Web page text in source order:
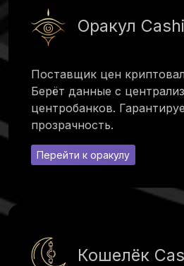
Оракул
Поставщик цен
Берёт данные с
центробанков.
прозрачность.
Перейти к оракулу
Кошелёк